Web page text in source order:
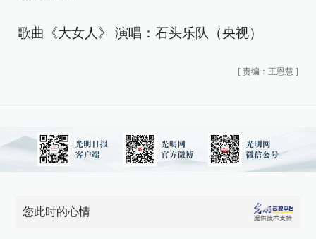
歌曲《大女人》 演唱：石头乐队（央视）
[ 责编：王恩慧 ]
您此时的心情